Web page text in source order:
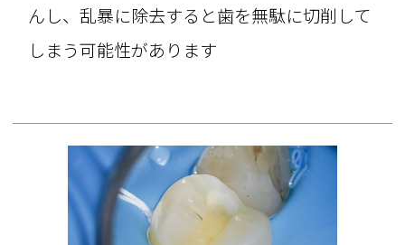
んし、乱暴に除去すると歯を無駄に切削して
しまう可能性があります